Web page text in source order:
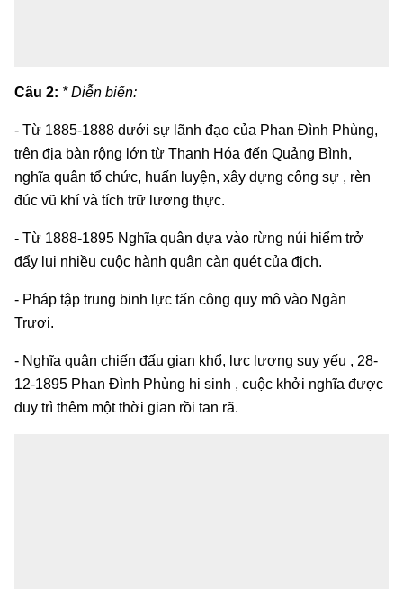
Câu 2: * Diễn biến:
- Từ 1885-1888 dưới sự lãnh đạo của Phan Đình Phùng,
trên địa bàn rộng lớn từ Thanh Hóa đến Quảng Bình,
nghĩa quân tổ chức, huấn luyện, xây dựng công sự , rèn
đúc vũ khí và tích trữ lương thực.
- Từ 1888-1895 Nghĩa quân dựa vào rừng núi hiểm trở
đẩy lui nhiều cuộc hành quân càn quét của địch.
- Pháp tập trung binh lực tấn công quy mô vào Ngàn
Trươi.
- Nghĩa quân chiến đấu gian khổ, lực lượng suy yếu , 28-
12-1895 Phan Đình Phùng hi sinh , cuộc khởi nghĩa được
duy trì thêm một thời gian rồi tan rã.